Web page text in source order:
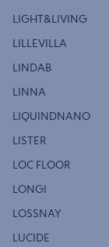
LIGHT&LIVING
LILLEVILLA
LINDAB
LINNA
LIQUINDNANO
LISTER
LOC FLOOR
LONGI
LOSSNAY
LUCIDE